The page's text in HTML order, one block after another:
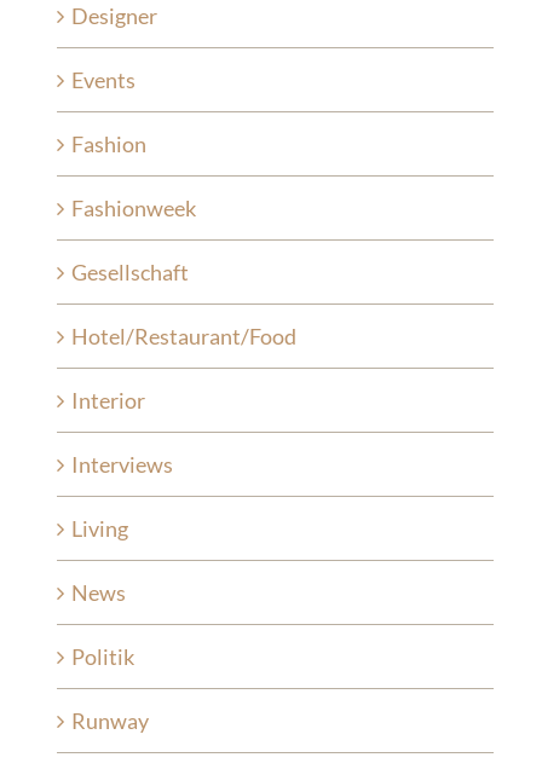
Designer
Events
Fashion
Fashionweek
Gesellschaft
Hotel/Restaurant/Food
Interior
Interviews
Living
News
Politik
Runway